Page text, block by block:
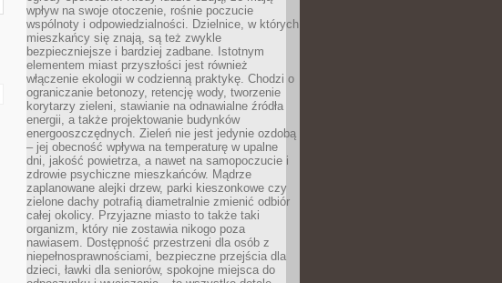
wpływ na swoje otoczenie, rośnie poczucie
wspólnoty i odpowiedzialności. Dzielnice, w których
mieszkańcy się znają, są też zwykle
bezpieczniejsze i bardziej zadbane. Istotnym
elementem miast przyszłości jest również
włączenie ekologii w codzienną praktykę. Chodzi o
ograniczanie betonozy, retencję wody, tworzenie
korytarzy zieleni, stawianie na odnawialne źródła
energii, a także projektowanie budynków
energooszczędnych. Zieleń nie jest jedynie ozdobą
– jej obecność wpływa na temperaturę w upalne
dni, jakość powietrza, a nawet na samopoczucie i
zdrowie psychiczne mieszkańców. Mądrze
zaplanowane alejki drzew, parki kieszonkowe czy
zielone dachy potrafią diametralnie zmienić odbiór
całej okolicy. Przyjazne miasto to także taki
organizm, który nie zostawia nikogo poza
nawiasem. Dostępność przestrzeni dla osób z
niepełnosprawnościami, bezpieczne przejścia dla
dzieci, ławki dla seniorów, spokojne miejsca do